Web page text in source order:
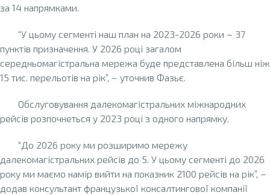
за 14 напрямками.
“У цьому сегменті наш план на 2023-2026 роки – 37
пунктів призначення. У 2026 році загалом
середньомагістральна мережа буде представлена більш ніж
15 тис. перельотів на рік”, – уточнив Фазьє.
Обслуговування далекомагістральних міжнародних
рейсів розпочнеться у 2023 році з одного напрямку.
“До 2026 року ми розширимо мережу
далекомагістральних рейсів до 5. У цьому сегменті до 2026
року ми маємо намір вийти на показник 2100 рейсів на рік”, –
додав консультант французької консалтингової компанії